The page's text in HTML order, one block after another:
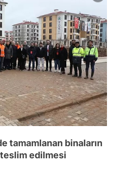
tamamlanan binaların
edilmesi